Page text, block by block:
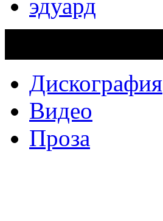
эдуард
Дискография
Видео
Проза